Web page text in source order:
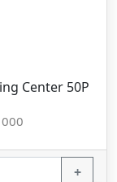
Center 50P
+